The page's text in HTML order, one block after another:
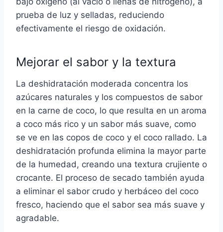
prueba de luz y selladas, reduciendo
efectivamente el riesgo de oxidación.
Mejorar el sabor y la textura
La deshidratación moderada concentra los
azúcares naturales y los compuestos de sabor
en la carne de coco, lo que resulta en un aroma
a coco más rico y un sabor más suave, como
se ve en las copos de coco y el coco rallado. La
deshidratación profunda elimina la mayor parte
de la humedad, creando una textura crujiente o
crocante. El proceso de secado también ayuda
a eliminar el sabor crudo y herbáceo del coco
fresco, haciendo que el sabor sea más suave y
agradable.